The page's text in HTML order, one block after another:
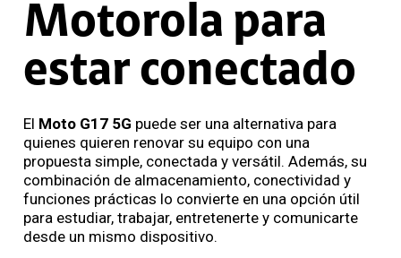
Motorola para
estar conectado
El Moto G17 5G puede ser una alternativa para
quienes quieren renovar su equipo con una
propuesta simple, conectada y versátil. Además, su
combinación de almacenamiento, conectividad y
funciones prácticas lo convierte en una opción útil
para estudiar, trabajar, entretenerte y comunicarte
desde un mismo dispositivo.